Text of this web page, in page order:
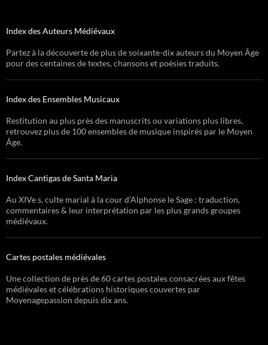
Index des Auteurs Médiévaux
Partez à la découverte de plus de soixante-dix auteurs du Moyen Âge
pour des centaines de textes, chansons et poésies traduits.
Index des Ensembles Musicaux
Restitution au plus près des manuscrits ou variations plus libres,
retrouvez plus de 100 ensembles de musique inspirés par le Moyen
Âge.
Index Cantigas de Santa Maria
Au XIVe s, culte marial à la cour d’Alphonse le Sage : traduction,
commentaires & leur interprétation par les plus grands groupes
médiévaux.
Cartes postales médiévales
Une collection de près de 60 cartes postales consacrées aux fêtes
médiévales et célébrations historiques couvertes par
Moyenagepassion depuis dix ans.